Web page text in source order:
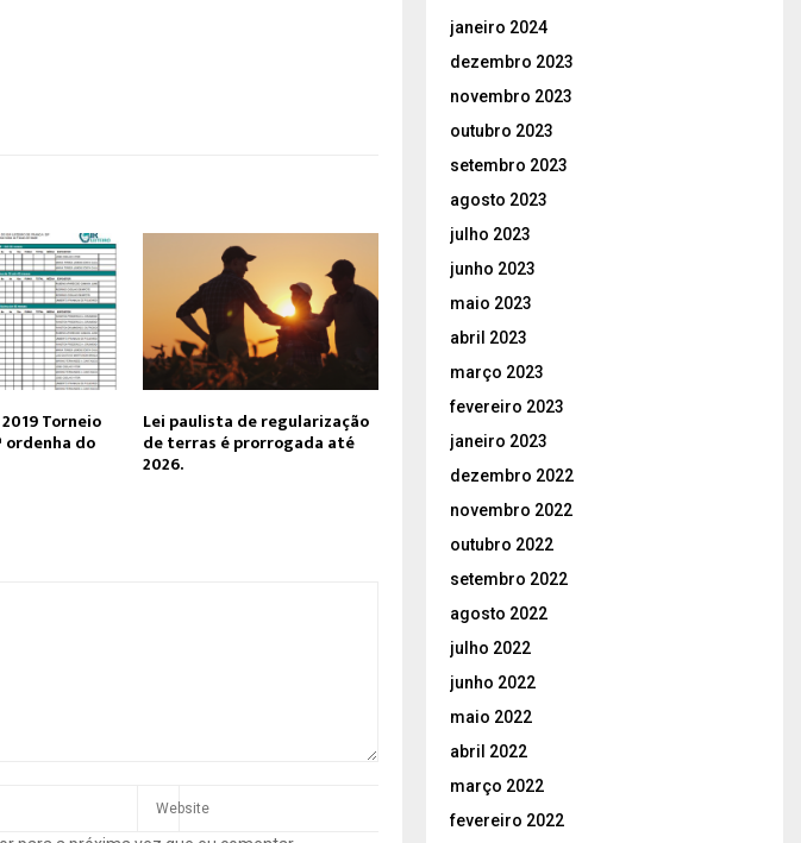
2019 Torneio
ordenha do
Lei paulista de regularização
de terras é prorrogada até
2026.
janeiro 2024
dezembro 2023
novembro 2023
outubro 2023
setembro 2023
agosto 2023
julho 2023
junho 2023
maio 2023
abril 2023
março 2023
fevereiro 2023
janeiro 2023
dezembro 2022
novembro 2022
outubro 2022
setembro 2022
agosto 2022
julho 2022
junho 2022
maio 2022
abril 2022
março 2022
fevereiro 2022